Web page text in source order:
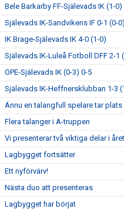
Bele Barkarby FF-Själevads IK (1-0)
Själevads IK-Sandvikens IF 0-1 (0-0)
IK Brage-Själevads IK 4-0 (1-0)
Själevads IK-Luleå Fotboll DFF 2-1
OPE-Själevads IK (0-3) 0-5
Själevads IK-Heffnersklubban 1-3
Ännu en talangfull spelare tar plats
Flera talanger i A-truppen
Vi presenterar två viktiga delar i
Lagbygget fortsätter
Ett nyförvärv!
Nästa duo att presenteras
Lagbygget har börjat